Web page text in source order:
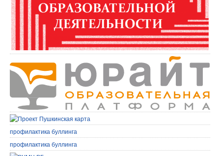
профилактика буллинга
профилактика буллинга